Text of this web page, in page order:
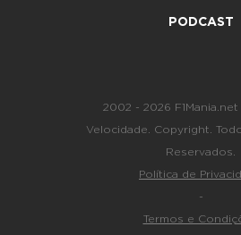
PODCAST
2002 - 2026 F1Mania.net
Velocidade. Copyright.
Reservados.
Política de
-
Termos e